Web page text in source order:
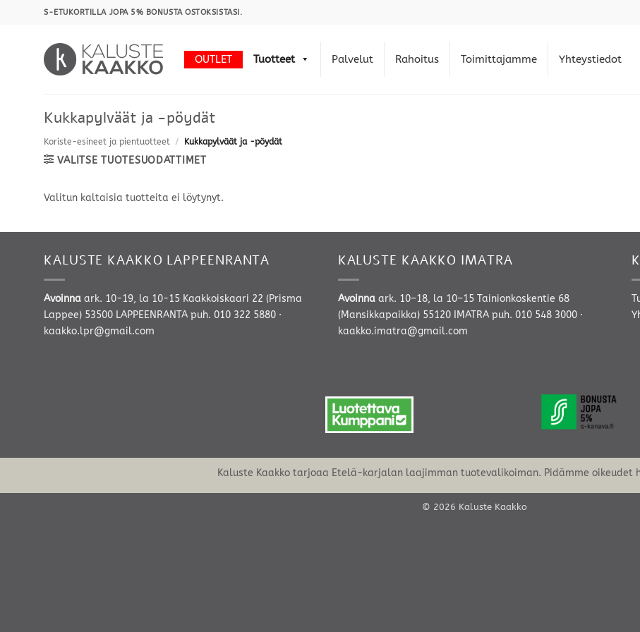
S-ETUKORTILLA JOPA 5% BONUSTA OSTOKSISTASI.
OUTLET Tuotteet Palvelut Rahoitus Toimittajamme Yhteystiedot
Kukkapylväät ja -pöydät
Koriste-esineet ja pientuotteet / Kukkapylväät ja -pöydät
VALITSE TUOTESUODATTIMET
Valitun kaltaisia tuotteita ei löytynyt.
KALUSTE KAAKKO LAPPEENRANTA
Avoinna ark. 10-19, la 10-15 Kaakkoiskaari 22 (Prisma
Lappee) 53500 LAPPEENRANTA puh. 010 322 5880 ·
kaakko.lpr@gmail.com
KALUSTE KAAKKO IMATRA
Avoinnaark. 10–18, la 10–15 Tainionkoskentie 68
(Mansikkapaikka) 55120 IMATRA puh. 010 548 3000·
kaakko.imatra@gmail.com
Kaluste Kaakko tarjoaa Etelä-karjalan laajimman tuotevalikoiman. Pidämme oikeudet
© 2026 Kaluste Kaakko